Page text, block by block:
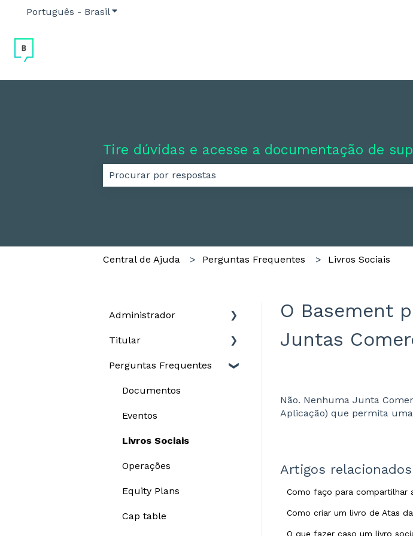
Português - BrasilMostrar submenu para traduções
Tire dúvidas e acesse a documentação de
Central de Ajuda Perguntas Frequentes Livros Sociais
O Basement
Juntas
Não. Nenhuma Junta
Aplicação) que permita
Artigos relacionados
Como faço para compartilhar
Como criar um livro de Atas
O que fazer caso um livro
Administrador
Governança
Cap table
Equity plans
Plataforma
Escrituração
Titular
Opções
Documentos
Equity plans
Configurações
Relatório para DIRPF
Perguntas Frequentes
Documentos
Eventos
Livros Sociais
Operações
Equity Plans
Cap table